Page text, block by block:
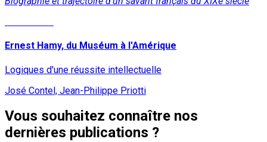
Ernest Hamy, du Muséum à l'Amérique
Logiques d'une réussite intellectuelle
José Contel, Jean-Philippe Priotti
Vous souhaitez connaître nos
dernières publications ?